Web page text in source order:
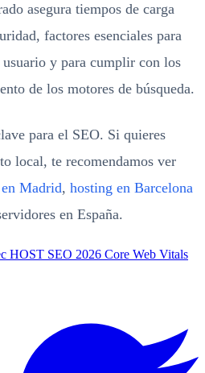
asegura tiempos de carga
factores esenciales para
y para cumplir con los
de los motores de búsqueda.
para el SEO. Si quieres
local, te recomendamos ver
Madrid, hosting en Barcelona
en España.
HOST SEO 2026 Core Web Vitals